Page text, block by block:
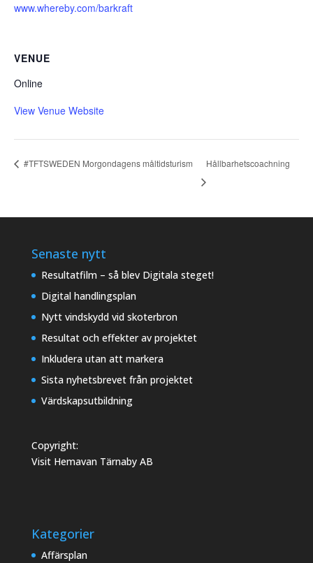
www.whereby.com/barkraft
VENUE
Online
View Venue Website
#TFTSWEDEN Morgondagens måltidsturism Hållbarhetscoachning
Senaste nytt
Resultatfilm – så blev Digitala steget!
Digital handlingsplan
Nytt vindskydd vid skoterbron
Resultat och effekter av projektet
Inkludera utan att markera
Sista nyhetsbrevet från projektet
Värdskapsutbildning
Copyright:
Visit Hemavan Tärnaby AB
Kategorier
Affärsplan